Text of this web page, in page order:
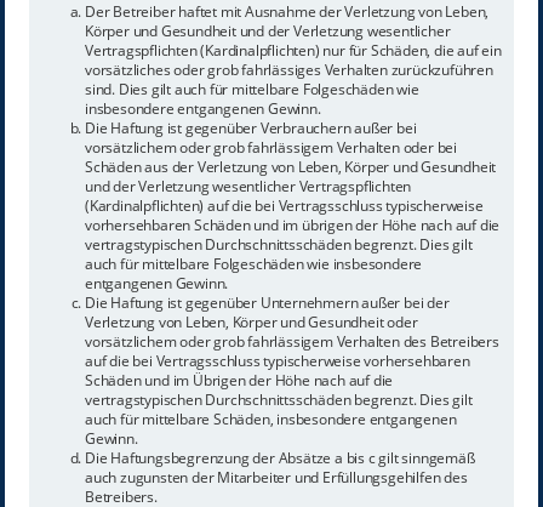
Der Betreiber haftet mit Ausnahme der Verletzung von Leben,
Körper und Gesundheit und der Verletzung wesentlicher
Vertragspflichten (Kardinalpflichten) nur für Schäden, die auf ein
vorsätzliches oder grob fahrlässiges Verhalten zurückzuführen
sind. Dies gilt auch für mittelbare Folgeschäden wie
insbesondere entgangenen Gewinn.
Die Haftung ist gegenüber Verbrauchern außer bei
vorsätzlichem oder grob fahrlässigem Verhalten oder bei
Schäden aus der Verletzung von Leben, Körper und Gesundheit
und der Verletzung wesentlicher Vertragspflichten
(Kardinalpflichten) auf die bei Vertragsschluss typischerweise
vorhersehbaren Schäden und im übrigen der Höhe nach auf die
vertragstypischen Durchschnittsschäden begrenzt. Dies gilt
auch für mittelbare Folgeschäden wie insbesondere
entgangenen Gewinn.
Die Haftung ist gegenüber Unternehmern außer bei der
Verletzung von Leben, Körper und Gesundheit oder
vorsätzlichem oder grob fahrlässigem Verhalten des Betreibers
auf die bei Vertragsschluss typischerweise vorhersehbaren
Schäden und im Übrigen der Höhe nach auf die
vertragstypischen Durchschnittsschäden begrenzt. Dies gilt
auch für mittelbare Schäden, insbesondere entgangenen
Gewinn.
Die Haftungsbegrenzung der Absätze a bis c gilt sinngemäß
auch zugunsten der Mitarbeiter und Erfüllungsgehilfen des
Betreibers.